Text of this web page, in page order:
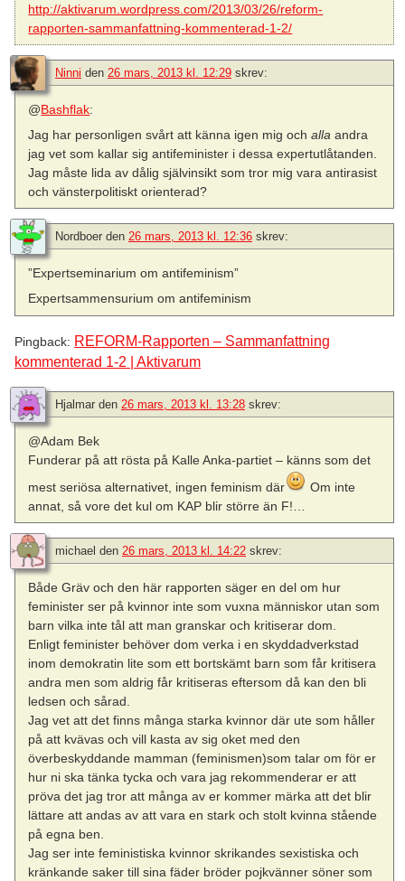
http://aktivarum.wordpress.com/2013/03/26/reform-
rapporten-sammanfattning-kommenterad-1-2/
Ninni den 26 mars, 2013 kl. 12:29 skrev:
@Bashflak:
Jag har personligen svårt att känna igen mig ochalla andra
jag vet som kallar sig antifeminister i dessa expertutlåtanden.
Jag måste lida av dålig självinsikt som tror mig vara antirasist
och vänsterpolitiskt orienterad?
Nordboer den 26 mars, 2013 kl. 12:36 skrev:
”Expertseminarium om antifeminism”
Expertsammensurium om antifeminism
Pingback: REFORM-Rapporten – Sammanfattning
kommenterad 1-2 | Aktivarum
Hjalmar den 26 mars, 2013 kl. 13:28 skrev:
@Adam Bek
Funderar på att rösta på Kalle Anka-partiet – känns som det
mest seriösa alternativet, ingen feminism där
Om inte
annat, så vore det kul om KAP blir större än F!…
michael den 26 mars, 2013 kl. 14:22 skrev:
Både Gräv och den här rapporten säger en del om hur
feminister ser på kvinnor inte som vuxna människor utan som
barn vilka inte tål att man granskar och kritiserar dom.
Enligt feminister behöver dom verka i en skyddadverkstad
inom demokratin lite som ett bortskämt barn som får kritisera
andra men som aldrig får kritiseras eftersom då kan den bli
ledsen och sårad.
Jag vet att det finns många starka kvinnor där ute som håller
på att kvävas och vill kasta av sig oket med den
överbeskyddande mamman (feminismen)som talar om för er
hur ni ska tänka tycka och vara jag rekommenderar er att
pröva det jag tror att många av er kommer märka att det blir
lättare att andas av att vara en stark och stolt kvinna stående
på egna ben.
Jag ser inte feministiska kvinnor skrikandes sexistiska och
kränkande saker till sina fäder bröder pojkvänner söner som